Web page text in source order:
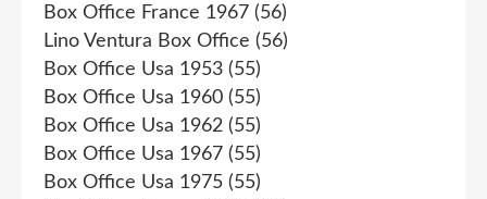
Box Office France 1967 (56)
Lino Ventura Box Office (56)
Box Office Usa 1953 (55)
Box Office Usa 1960 (55)
Box Office Usa 1962 (55)
Box Office Usa 1967 (55)
Box Office Usa 1975 (55)